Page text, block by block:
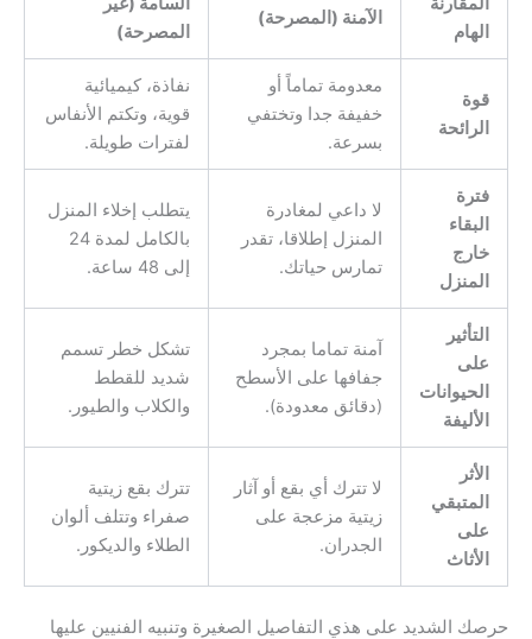
الهام
الآمنة (المصرحة)
المصرحة)
قوة
الرائحة
معدومة تماماً أو
خفيفة جدا وتختفي
بسرعة.
نفاذة، كيميائية
قوية، وتكتم الأنفاس
لفترات طويلة.
فترة
البقاء
خارج
المنزل
لا داعي لمغادرة
المنزل إطلاقا، تقدر
تمارس حياتك.
يتطلب إخلاء المنزل
بالكامل لمدة 24
إلى 48 ساعة.
التأثير
على
الحيوانات
الأليفة
آمنة تماما بمجرد
جفافها على الأسطح
(دقائق معدودة).
تشكل خطر تسمم
شديد للقطط
والكلاب والطيور.
الأثر
المتبقي
على
الأثاث
لا تترك أي بقع أو آثار
زيتية مزعجة على
الجدران.
تترك بقع زيتية
صفراء وتتلف ألوان
الطلاء والديكور.
حرصك الشديد على هذي التفاصيل الصغيرة وتنبيه الفنيين عليها